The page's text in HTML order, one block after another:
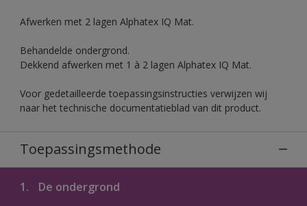
Afwerken met 2 lagen Alphatex IQ Mat.
Behandelde ondergrond.
Dekkend afwerken met 1 à 2 lagen Alphatex IQ Mat.
Voor gedetailleerde toepassingsinstructies verwijzen wij
naar het technische documentatieblad van dit product.
Toepassingsmethode
1. De ondergrond